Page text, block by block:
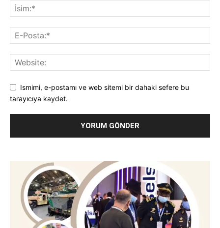
Ismimi, e-postamı ve web sitemi bir dahaki sefere bu
tarayıcıya kaydet.